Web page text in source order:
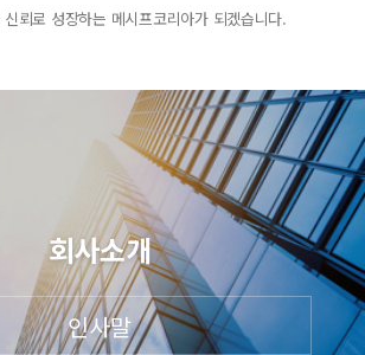
뢰로 성장하는 메시프코리아가 되겠습니다.
회사소개
인사말